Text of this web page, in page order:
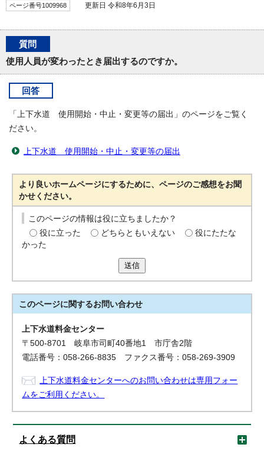
ページ番号1009968 更新日 令和8年6月3日
質問
使用人員が変わったとき届出するのですか。
回答
「上下水道 使用開始・中止・変更等の届出」のページをご覧く
ださい。
上下水道 使用開始・中止・変更等の届出
より良いホームページにするために、ページのご感想をお聞
かせください。
このページの情報は役に立ちましたか？
役に立った
どちらともいえない
役にたたな
かった
送信
このページに関するお問い合わせ
上下水道料金センター
〒500-8701 岐阜市司町40番地1 市庁舎2階
電話番号：058-266-8835 ファクス番号：058-269-3909
上下水道料金センターへのお問い合わせは専用フォー
ムをご利用ください。
よくある質問